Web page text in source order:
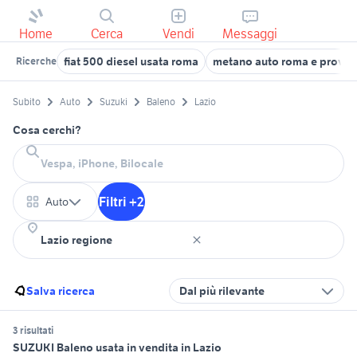
Home Cerca Vendi Messaggi
Ricerche fiat 500 diesel usata roma metano auto roma e
Subito Auto Suzuki Baleno Lazio
Cosa cerchi?
Auto Filtri +2
Salva ricerca Dal più rilevante
3 risultati
SUZUKI Baleno usata in vendita in Lazio